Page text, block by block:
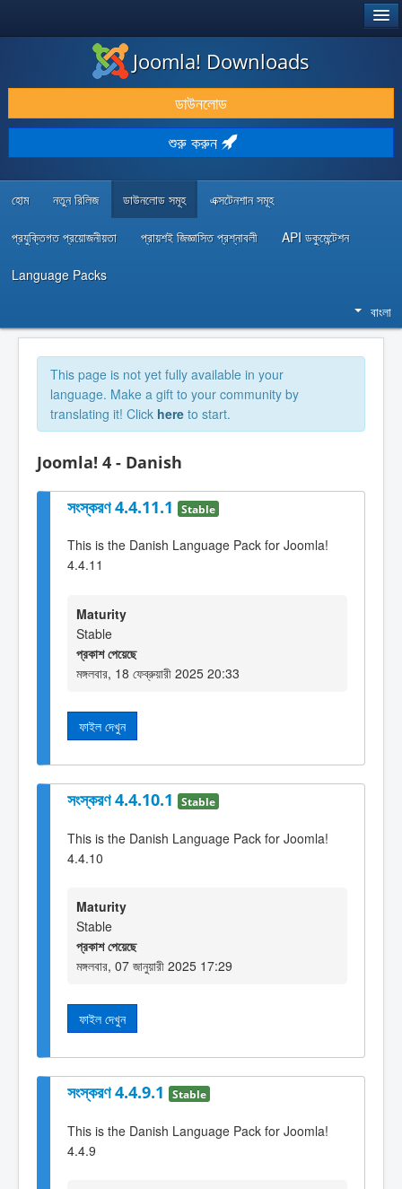
ডাউনলোড & প্রসারিত করুন
আবিষ্কার & শিখুন
কমিউনিটি & সহায়তা
Joomla! Downloads
ডাউনলোড
শুরু করুন
হোম নতুন রিলিজ ডাউনলোড সমূহ এক্সটেনশান সমূহ
প্রযুক্তিগত প্রয়োজনীয়তা প্রায়শই জিজ্ঞাসিত প্রশ্নাবলী API ডকুমেন্টেশন
Language Packs
বাংলা
This page is not yet fully available in your
language. Make a gift to your community by
translating it! Click here to start.
Joomla! 4 - Danish
সংস্করণ 4.4.11.1 Stable
This is the Danish Language Pack for Joomla!
4.4.11
Maturity
Stable
প্রকাশ পেয়েছে
মঙ্গলবার, 18 ফেব্রুয়ারী 2025 20:33
ফাইল দেখুন
সংস্করণ 4.4.10.1 Stable
This is the Danish Language Pack for Joomla!
4.4.10
Maturity
Stable
প্রকাশ পেয়েছে
মঙ্গলবার, 07 জানুয়ারী 2025 17:29
ফাইল দেখুন
সংস্করণ 4.4.9.1 Stable
This is the Danish Language Pack for Joomla!
4.4.9